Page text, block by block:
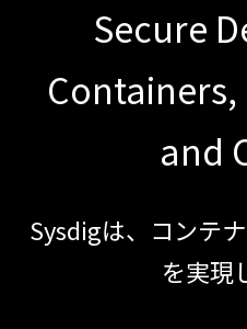
【ブログ】
攻撃者視
【ブログ】
2026
4 つの側面
【ブログ】
Secure
and
Sysdigは、コンテ
を実現